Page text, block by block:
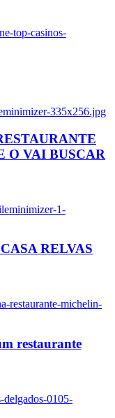
top-casinos-
335x256.jpg
O VAI BUSCAR
1-
RELVAS
restaurante-michelin-
restaurante
delgados-0105-